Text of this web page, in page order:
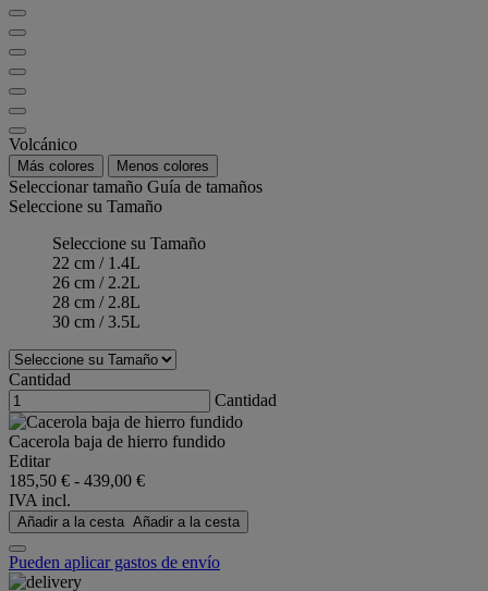
Volcánico
Más colores Menos colores
Seleccionar tamaño Guía de tamaños
Seleccione su Tamaño
Seleccione su Tamaño
22 cm / 1.4L
26 cm / 2.2L
28 cm / 2.8L
30 cm / 3.5L
Cantidad
Cantidad
Cacerola baja de hierro fundido
Editar
185,50 € - 439,00 €
IVA incl.
Añadir a la cesta Añadir a la cesta
Pueden aplicar gastos de envío